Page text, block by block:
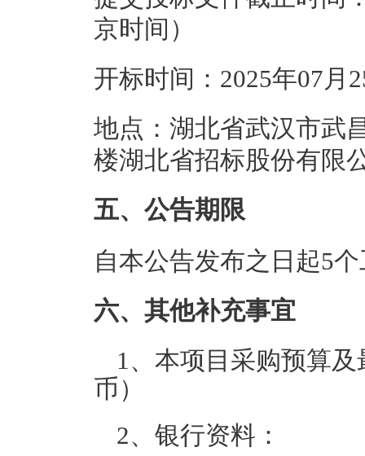
京时间）
开标时间：2025年07月
地点：湖北省武汉市武
楼湖北省招标股份有限
五、公告期限
自本公告发布之日起5
六、其他补充事宜
1、本项目采购预算
币）
2、银行资料：